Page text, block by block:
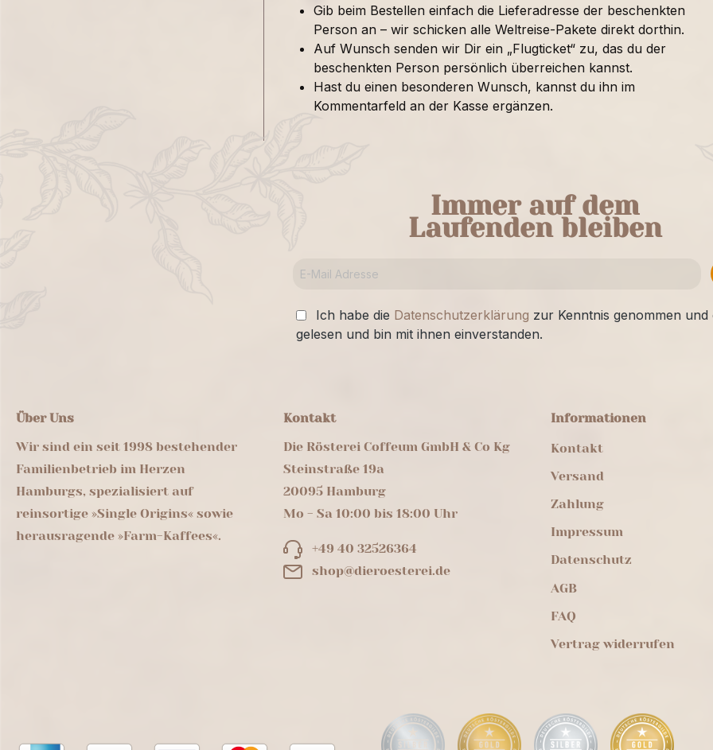
Gib beim Bestellen einfach die Lieferadresse der beschenkten
Person an – wir schicken alle Weltreise-Pakete direkt dorthin.
Auf Wunsch senden wir Dir ein „Flugticket“ zu, das du der
beschenkten Person persönlich überreichen kannst.
Hast du einen besonderen Wunsch, kannst du ihn im
Kommentarfeld an der Kasse ergänzen.
Immer auf dem
Laufenden bleiben
Ich habe die Datenschutzerklärung zur Kenntnis genommen
gelesen und bin mit ihnen einverstanden.
Über Uns
Wir sind ein seit 1998 bestehender
Familienbetrieb im Herzen
Hamburgs, spezialisiert auf
reinsortige »Single Origins« sowie
herausragende »Farm-Kaffees«.
Kontakt
Die Rösterei Coffeum GmbH & Co Kg
Steinstraße 19a
20095 Hamburg
Mo - Sa 10:00 bis 18:00 Uhr
+49 40 32526364
shop@dieroesterei.de
Informationen
Kontakt
Versand
Zahlung
Impressum
Datenschutz
AGB
FAQ
Vertrag widerrufen